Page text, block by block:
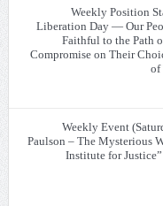
Weekly Position
Liberation Day — Our
Faithful to the Path
Compromise on Their
Weekly Event
Paulson – The Mysterious
Institute for